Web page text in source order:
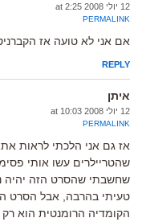
12 יולי 2008 at 2:25
PERMALINK
אם אני לא טועה אז
REPLY
איתן
12 יולי 2008 at 10:03
PERMALINK
אז גם אני הלכתי לראות
שהטריילרים עשו אותי
שחשבתי שהסרט הזה יהיה
טעיתי בהרבה, אבל הסרט
הקומדיה הרומנטית הוא